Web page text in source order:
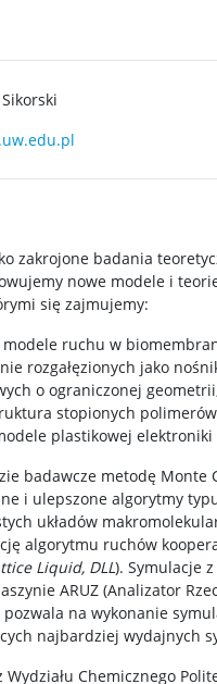
zakrojone badania
nowe modele i
się zajmujemy:
ruchu w
rozgałęzionych jako
o ograniczonej
stopionych
plastikowej elektroniki
badawcze metodę
i ulepszone algorytmy
układów
algorytmu ruchów
Liquid, DLL). Symulacje
ARUZ (Analizator
na wykonanie
najbardziej wydajnych
Chemicznego